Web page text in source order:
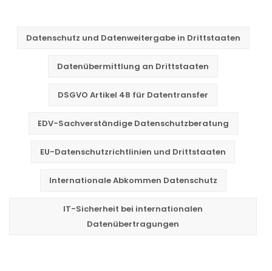
Datenschutz und Datenweitergabe in Drittstaaten
Datenübermittlung an Drittstaaten
DSGVO Artikel 48 für Datentransfer
EDV-Sachverständige Datenschutzberatung
EU-Datenschutzrichtlinien und Drittstaaten
Internationale Abkommen Datenschutz
IT-Sicherheit bei internationalen
Datenübertragungen